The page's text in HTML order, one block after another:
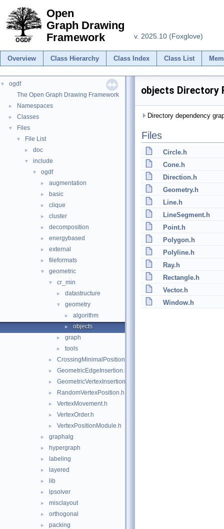
Open
Graph Drawing
Framework
v. 2025.10 (Foxglove)
Overview Class Hierarchy Class Index Class List
▼
ogdf
The Open Graph Drawing Framework
► Namespaces
► Classes
▼ Files
▼ File List
► doc
▼ include
▼ ogdf
► augmentation
► basic
► clique
► cluster
► decomposition
► energybased
► external
► fileformats
▼ geometric
▼ cr_min
► datastructure
▼ geometry
► algorithm
► objects
► graph
► tools
► CrossingMinimalPosition.h
► GeometricEdgeInsertion.h
► GeometricVertexInsertion.h
► RandomVertexPosition.h
► VertexMovement.h
► VertexOrder.h
► VertexPositionModule.h
► graphalg
► hypergraph
► labeling
► layered
► lib
► lpsolver
► misclayout
► orthogonal
► packing
objects Directory
Directory dependency
Files
Circle.h
Cone.h
Direction.h
Geometry.h
Line.h
LineSegment.h
Point.h
Polygon.h
Polyline.h
Ray.h
Rectangle.h
Vector.h
Window.h